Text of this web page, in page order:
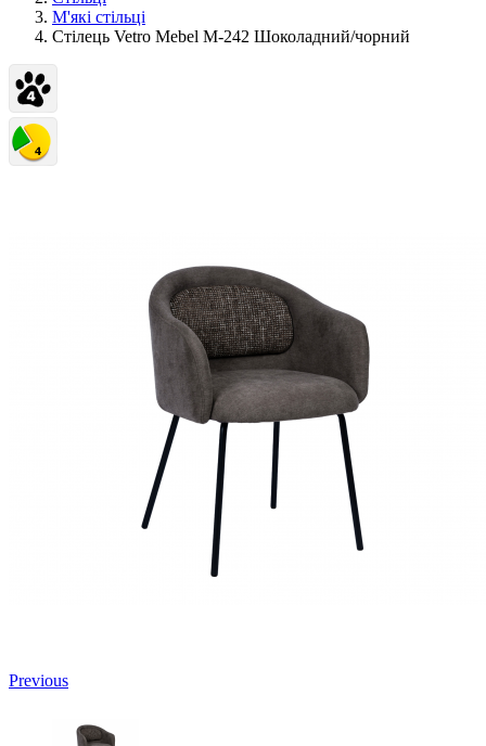
М'які стільці
Стілець Vetro Mebel M-242 Шоколадний/чорний
Previous